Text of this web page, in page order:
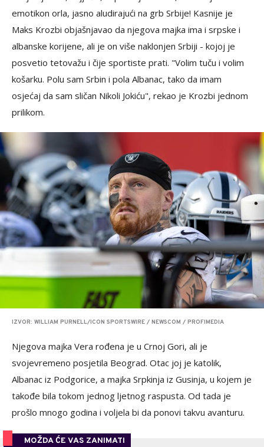
emotikon orla, jasno aludirajući na grb Srbije! Kasnije je
Maks Krozbi objašnjavao da njegova majka ima i srpske i
albanske korijene, ali je on više naklonjen Srbiji - kojoj je
posvetio tetovažu i čije sportiste prati. "Volim tuču i volim
košarku. Polu sam Srbin i pola Albanac, tako da imam
osjećaj da sam sličan Nikoli Jokiću", rekao je Krozbi jednom
prilikom.
IZVOR: WILLIAM PURNELL/ICON SPORTSWIRE / NEWSCOM / PROFIMEDIA
Njegova majka Vera rođena je u Crnoj Gori, ali je
svojevremeno posjetila Beograd. Otac joj je katolik,
Albanac iz Podgorice, a majka Srpkinja iz Gusinja, u kojem je
takođe bila tokom jednog ljetnog raspusta. Od tada je
prošlo mnogo godina i voljela bi da ponovi takvu avanturu.
MOŽDA ĆE VAS ZANIMATI